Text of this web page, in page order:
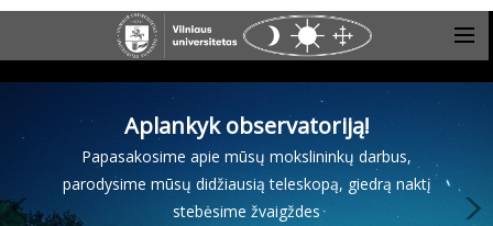
Aplankyk observatoriją!
Papasakosime apie mūsų mokslininkų darbus,
parodysime mūsų didžiausią teleskopą, giedrą naktį
stebėsime žvaigždes